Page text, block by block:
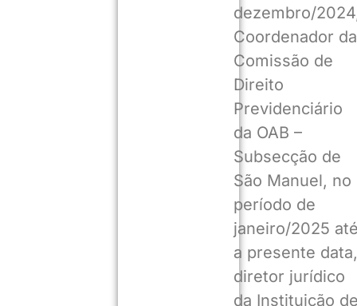
dezembro/
Coordenador da
Comissão de
Direito
Previdenciário
da OAB –
Subsecção de
São Manuel, no
período de
janeiro/2025
a presente data,
diretor jurídico
da Instituição